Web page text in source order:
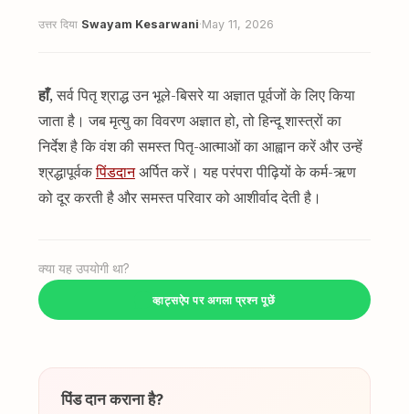
उत्तर दिया Swayam Kesarwani·May 11, 2026
हाँ, सर्व पितृ श्राद्ध उन भूले-बिसरे या अज्ञात पूर्वजों के लिए किया
जाता है। जब मृत्यु का विवरण अज्ञात हो, तो हिन्दू शास्त्रों का
निर्देश है कि वंश की समस्त पितृ-आत्माओं का आह्वान करें और उन्हें
श्रद्धापूर्वकपिंडदानअर्पित करें। यह परंपरा पीढ़ियों के कर्म-ऋण
को दूर करती है और समस्त परिवार को आशीर्वाद देती है।
क्या यह उपयोगी था?
व्हाट्सऐप पर अगला प्रश्न पूछें
पिंड दान कराना है?